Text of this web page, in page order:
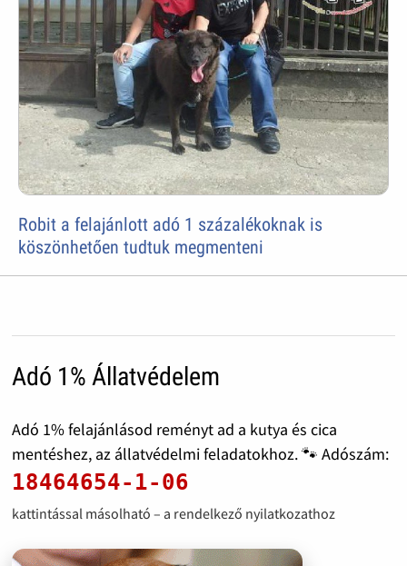
Robit a felajánlott adó 1 százalékoknak is
köszönhetően tudtuk megmenteni
Adó 1% Állatvédelem
Adó 1% felajánlásod reményt ad a kutya és cica
mentéshez, az állatvédelmi feladatokhoz. 🐾 Adószám:
18464654-1-06
kattintással másolható – a rendelkező nyilatkozathoz